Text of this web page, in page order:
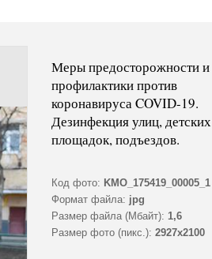
Меры предосторожности и
профилактики против
коронавируса COVID-19.
Дезинфекция улиц, детских
площадок, подъездов.
Код фото: KMO_175419_00005_1
Формат файла: jpg
Размер файла (Мбайт): 1,6
Размер фото (пикс.): 2927x2100